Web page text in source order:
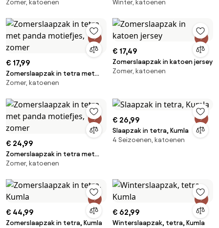
panda motiefjes, zomer
Zomer, katoenen
perkal, Bertille
Winter, katoenen
€ 17,99
Zomerslaapzak in tetra met
panda motiefjes, zomer
Zomer, katoenen
€ 17,49
Zomerslaapzak in katoen jersey
Zomer, katoenen
€ 24,99
Zomerslaapzak in tetra met
panda motiefjes, zomer
Zomer, katoenen
€ 26,99
Slaapzak in tetra, Kumla
4 Seizoenen, katoenen
€ 44,99
Zomerslaapzak in tetra, Kumla
€ 62,99
Winterslaapzak, tetra, Kumla